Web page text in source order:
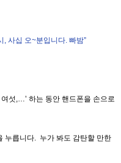
, 사십 오~분입니다. 빠밤”
여섯,…’ 하는 동안 핸드폰을 손으로
누릅니다. 누가 봐도 감탄할 만한